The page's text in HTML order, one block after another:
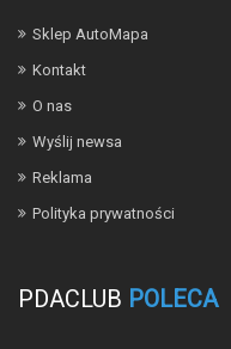
Sklep AutoMapa
Kontakt
O nas
Wyślij newsa
Reklama
Polityka prywatności
PDACLUB POLECA